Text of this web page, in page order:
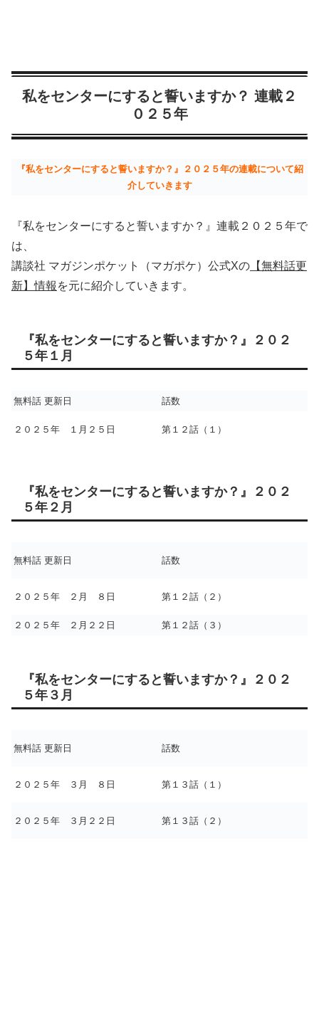
私をセンターにすると誓いますか？ 連載２
０２５年
『私をセンターにすると誓いますか？』２０２５年の連載について紹
介していきます
『私をセンターにすると誓いますか？』連載２０２５年で
は、
講談社 マガジンポケット（マガポケ）公式Xの 【無料話更
新】情報 を元に紹介していきます。
『私をセンターにすると誓いますか？』２０２
５年１月
無料話 更新日 話数
２０２５年 １月２５日 第１２話（１）
『私をセンターにすると誓いますか？』２０２
５年２月
無料話 更新日 話数
２０２５年 ２月 ８日 第１２話（２）
２０２５年 ２月２２日 第１２話（３）
『私をセンターにすると誓いますか？』２０２
５年３月
無料話 更新日 話数
２０２５年 ３月 ８日 第１３話（１）
２０２５年 ３月２２日 第１３話（２）